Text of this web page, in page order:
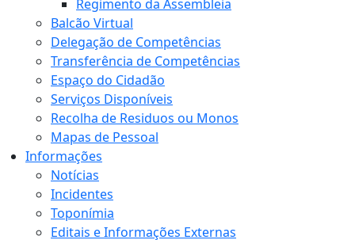
Regimento da Assembleia
Balcão Virtual
Delegação de Competências
Transferência de Competências
Espaço do Cidadão
Serviços Disponíveis
Recolha de Residuos ou Monos
Mapas de Pessoal
Informações
Notícias
Incidentes
Toponímia
Editais e Informações Externas